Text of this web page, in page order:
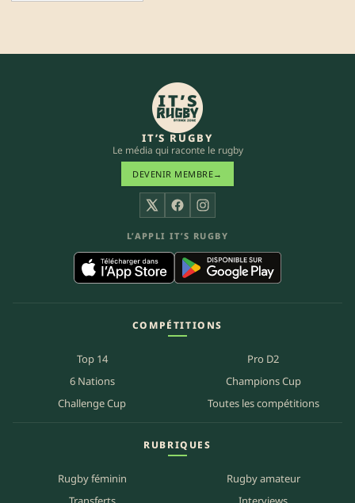
IT’S RUGBY
Le média qui raconte le rugby
DEVENIR MEMBRE→
X FacebookInstagram
L’APPLI IT’S RUGBY
COMPÉTITIONS
Top 14
Pro D2
6 Nations
Champions Cup
Challenge Cup
Toutes les compétitions
RUBRIQUES
Rugby féminin
Rugby amateur